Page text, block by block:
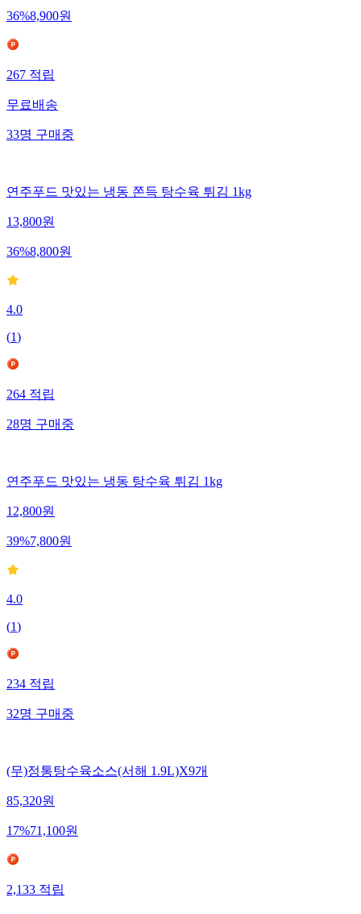
36%8,900원
267적립
무료배송
33명구매중
연주푸드 맛있는 냉동 쫀득 탕수육 튀김 1kg
13,800원
36%8,800원
4.0
(1)
264적립
28명구매중
연주푸드 맛있는 냉동 탕수육 튀김 1kg
12,800원
39%7,800원
4.0
(1)
234적립
32명구매중
(무)정통탕수육소스(서해 1.9L)X9개
85,320원
17%71,100원
2,133적립